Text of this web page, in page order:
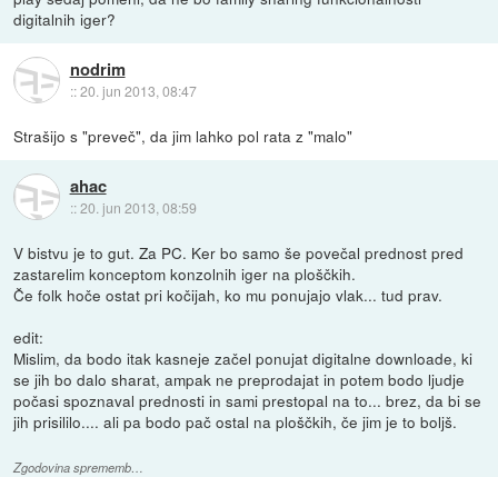
digitalnih iger?
nodrim
::20. jun 2013, 08:47
Strašijo s "preveč", da jim lahko pol rata z "malo"
ahac
::20. jun 2013, 08:59
V bistvu je to gut. Za PC. Ker bo samo še povečal prednost pred
zastarelim konceptom konzolnih iger na ploščkih.
Če folk hoče ostat pri kočijah, ko mu ponujajo vlak... tud prav.
edit:
Mislim, da bodo itak kasneje začel ponujat digitalne downloade, ki
se jih bo dalo sharat, ampak ne preprodajat in potem bodo ljudje
počasi spoznaval prednosti in sami prestopal na to... brez, da bi se
jih prisililo.... ali pa bodo pač ostal na ploščkih, če jim je to boljš.
Zgodovina sprememb…